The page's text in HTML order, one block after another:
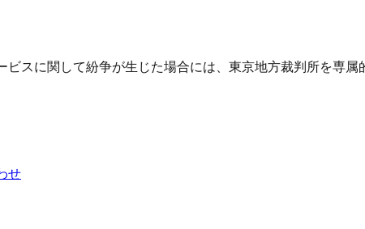
スに関して紛争が生じた場合には、東京地方裁判所を専属
せ